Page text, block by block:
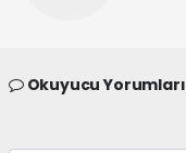
Okuyucu Yorumları